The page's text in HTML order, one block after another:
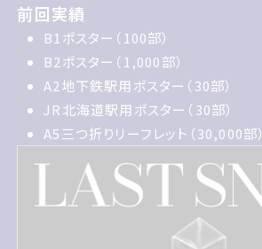
前回実績
前回実績
B1ポスター100部
B1ポスター（100部）
B2ポスター1,000部
B2ポスター（1,000部）
A2地下鉄駅用ポスター30部
A2地下鉄駅用ポスター（30部）
JR北海道駅用ポスター30部
JR北海道駅用ポスター（30部）
A5三つ折りリーフレット30,000部
A5三つ折りリーフレット（30,000部）